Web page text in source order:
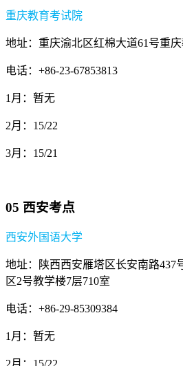
重庆教育考试院
地址：重庆渝北区红棉大道61号重
电话：+86-23-67853813
1月：暂无
2月：15/22
3月：15/21
05 西安考点
西安外国语大学
地址：陕西西安雁塔区长安南路437
区2号教学楼7层710室
电话：+86-29-85309384
1月：暂无